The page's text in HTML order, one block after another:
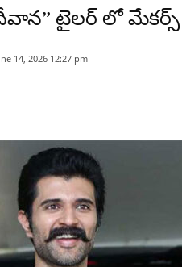
టైలర్ లో
14, 2026 12:27 pm